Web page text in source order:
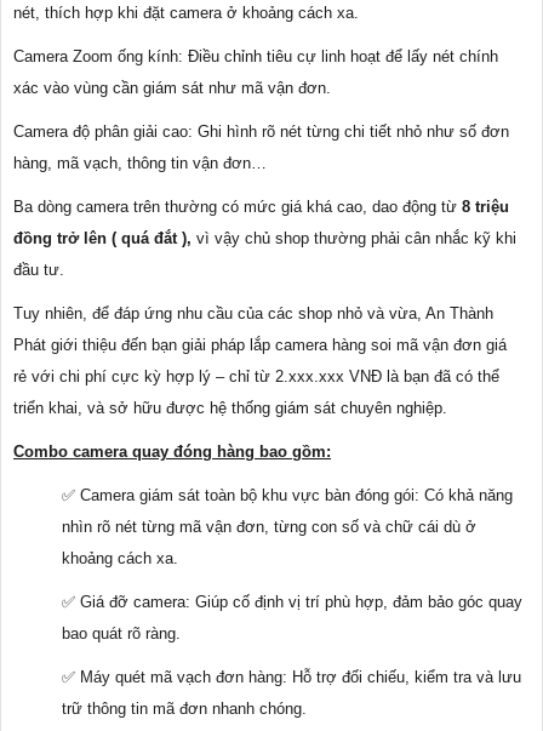
nét, thích hợp khi đặt camera ở khoảng cách xa.
Camera Zoom ống kính: Điều chỉnh tiêu cự linh hoạt để lấy nét chính
xác vào vùng cần giám sát như mã vận đơn.
Camera độ phân giải cao: Ghi hình rõ nét từng chi tiết nhỏ như số đơn
hàng, mã vạch, thông tin vận đơn…
Ba dòng camera trên thường có mức giá khá cao, dao động từ 8 triệu
đồng trở lên ( quá đắt ), vì vậy chủ shop thường phải cân nhắc kỹ khi
đầu tư.
Tuy nhiên, để đáp ứng nhu cầu của các shop nhỏ và vừa, An Thành
Phát giới thiệu đến bạn giải pháp lắp camera hàng soi mã vận đơn giá
rẻ với chi phí cực kỳ hợp lý – chỉ từ 2.xxx.xxx VNĐ là bạn đã có thể
triển khai, và sở hữu được hệ thống giám sát chuyên nghiệp.
Combo camera quay đóng hàng bao gồm:
✅ Camera giám sát toàn bộ khu vực bàn đóng gói: Có khả năng
nhìn rõ nét từng mã vận đơn, từng con số và chữ cái dù ở
khoảng cách xa.
✅ Giá đỡ camera: Giúp cố định vị trí phù hợp, đảm bảo góc quay
bao quát rõ ràng.
✅ Máy quét mã vạch đơn hàng: Hỗ trợ đối chiếu, kiểm tra và lưu
trữ thông tin mã đơn nhanh chóng.